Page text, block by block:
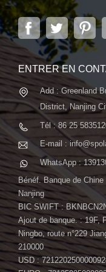
solaires et de
située dans la
Nanjing, s'étendant
systèmes
ENTRER EN
Add : Greenland
District, Nanjing
Tél : 86 25
E-mail :
WhatsApp :
Bénéf. Banque de
Nanjing
BIC SWIFT :
Ajout de banque. : 19F,
Ningbo, route n°229
210000
USD :